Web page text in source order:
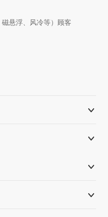
悬浮、风冷等）顾客